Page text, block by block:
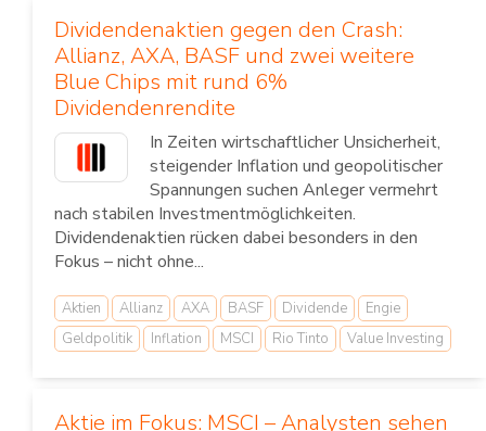
Dividendenaktien gegen den Crash:
Allianz, AXA, BASF und zwei weitere
Blue Chips mit rund 6%
Dividendenrendite
In Zeiten wirtschaftlicher Unsicherheit,
steigender Inflation und geopolitischer
Spannungen suchen Anleger vermehrt
nach stabilen Investmentmöglichkeiten.
Dividendenaktien rücken dabei besonders in den
Fokus – nicht ohne...
Aktien Allianz AXA BASF Dividende
Engie
Geldpolitik
Inflation MSCI Rio Tinto Value Investing
Aktie im Fokus: MSCI – Analysten sehen